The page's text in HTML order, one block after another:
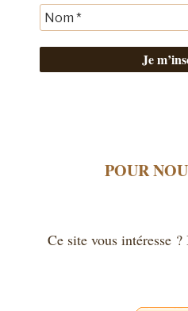
POUR
Ce site vous intéresse